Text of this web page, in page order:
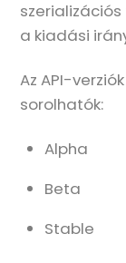
a kiadási
Az API-
sorolhatók:
Alpha
Beta
Stable